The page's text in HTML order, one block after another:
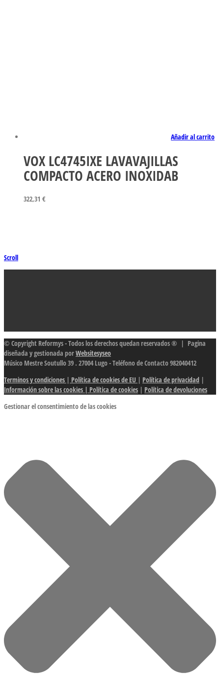
Añadir al carrito
VOX LC4745IXE LAVAVAJILLAS
COMPACTO ACERO INOXIDAB
322,31 €
Scroll
© Copyright Reformys - Todos los derechos quedan reservados ® | Pagina
diseñada y gestionada porWebsitesyseo
Músico Mestre Soutullo 39 . 27004 Lugo - Teléfono de Contacto 982040412
Terminos y condiciones | Política de cookies de EU | Política de privacidad |
Información sobre las cookies | Política de cookies | Política de devoluciones
Gestionar el consentimiento de las cookies